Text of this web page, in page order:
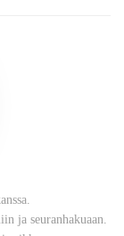
ja seuranhakuaan.